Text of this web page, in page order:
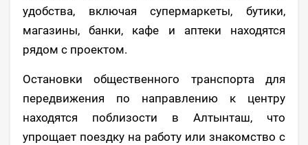
удобства, включая супермаркеты, бутики,
магазины, банки, кафе и аптеки находятся
рядом с проектом.
Остановки общественного транспорта для
передвижения по направлению к центру
находятся поблизости в Алтынташ, что
упрощает поездку на работу или знакомство с